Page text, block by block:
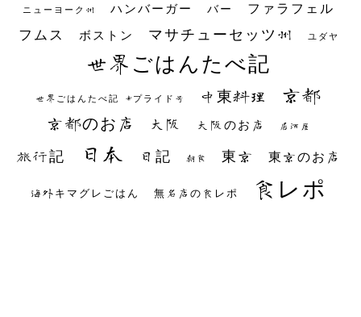
ニューヨーク州 ハンバーガー バー ファラフェル
フムス ボストン マサチューセッツ州 ユダヤ
世界ごはんたべ記
世界ごはんたべ記 #プライド号 中東料理 京都
京都のお店 大阪 大阪のお店 居酒屋
旅行記 日本 日記 朝食 東京 東京のお店
海外キマグレごはん 無名店の食レポ 食レポ